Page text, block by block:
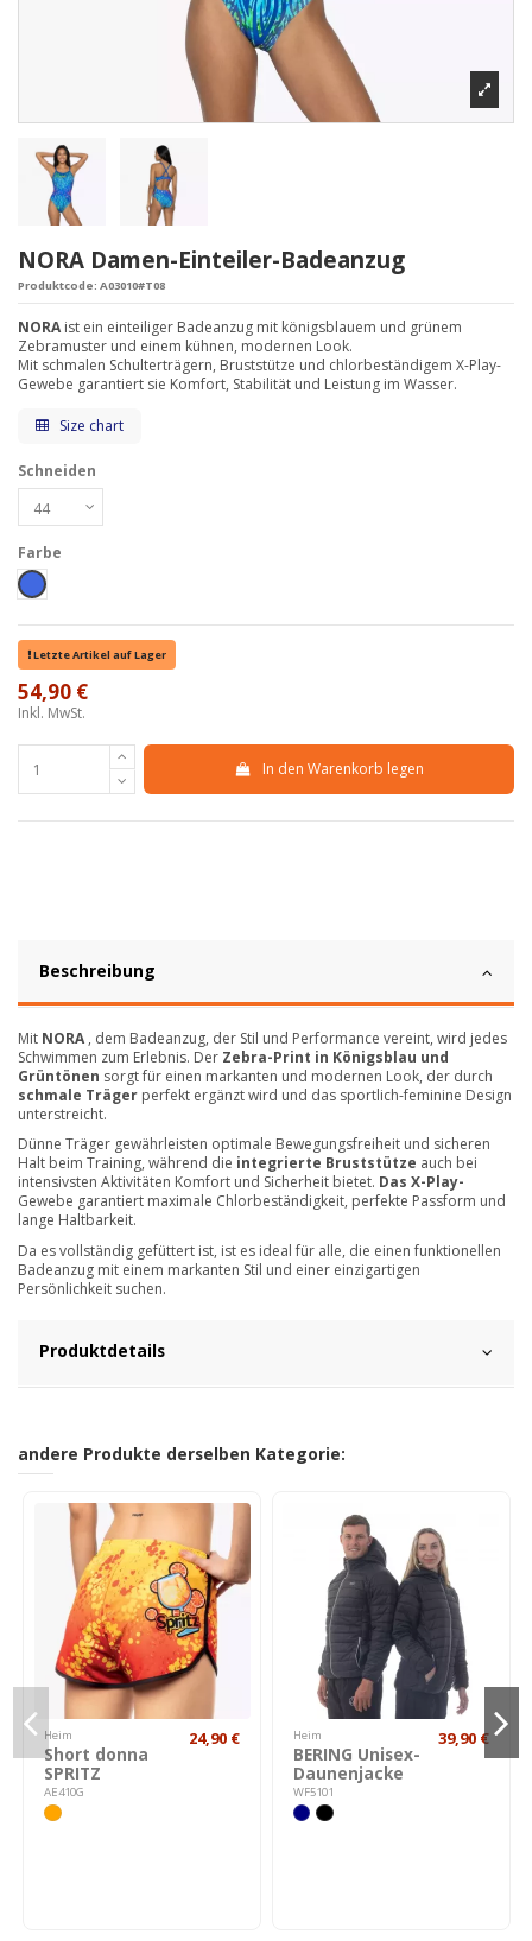
NORA Damen-Einteiler-Badeanzug
Produktcode: A03010#T08
NORA ist ein einteiliger Badeanzug mit königsblauem und grünem
Zebramuster und einem kühnen, modernen Look.
Mit schmalen Schulterträgern, Bruststütze und chlorbeständigem X-Play-
Gewebe garantiert sie Komfort, Stabilität und Leistung im Wasser.
Size chart
Schneiden
Farbe
Royal
Letzte Artikel auf Lager
54,90 €
Inkl. MwSt.
In den Warenkorb legen
Beschreibung
Mit NORA , dem Badeanzug, der Stil und Performance vereint, wird jedes
Schwimmen zum Erlebnis. Der Zebra-Print in Königsblau und
Grüntönen sorgt für einen markanten und modernen Look, der durch
schmale Träger perfekt ergänzt wird und das sportlich-feminine Design
unterstreicht.
Dünne Träger gewährleisten optimale Bewegungsfreiheit und sicheren
Halt beim Training, während die integrierte Bruststütze auch bei
intensivsten Aktivitäten Komfort und Sicherheit bietet. Das X-Play-
Gewebe garantiert maximale Chlorbeständigkeit, perfekte Passform und
lange Haltbarkeit.
Da es vollständig gefüttert ist, ist es ideal für alle, die einen funktionellen
Badeanzug mit einem markanten Stil und einer einzigartigen
Persönlichkeit suchen.
Produktdetails
andere Produkte derselben Kategorie:
Heim
Short donna
SPRITZ
AE410G
24,90 € Heim
BERING Unisex-
Daunenjacke
WF5101
39,90 €